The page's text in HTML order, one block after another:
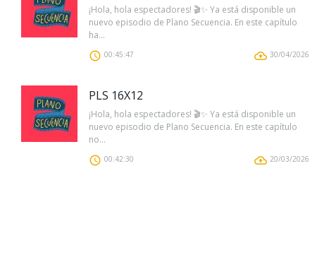
¡Hola, hola espectadores! 🎬✨ Ya está disponible un
nuevo episodio de Plano Secuencia. En este capítulo
ha...
00:45:47 30/04/2026
PLS 16X12
¡Hola, hola espectadores! 🎬✨ Ya está disponible un
nuevo episodio de Plano Secuencia. En este capítulo
no...
00:42:30 20/03/2026